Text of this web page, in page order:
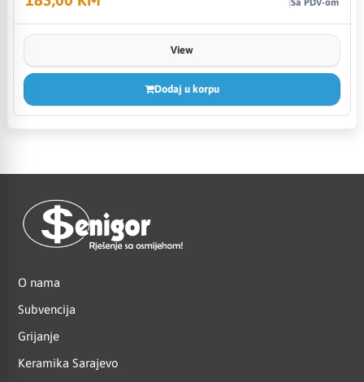
View
Dodaj u korpu
O nama
Subvencija
Grijanje
Keramika Sarajevo